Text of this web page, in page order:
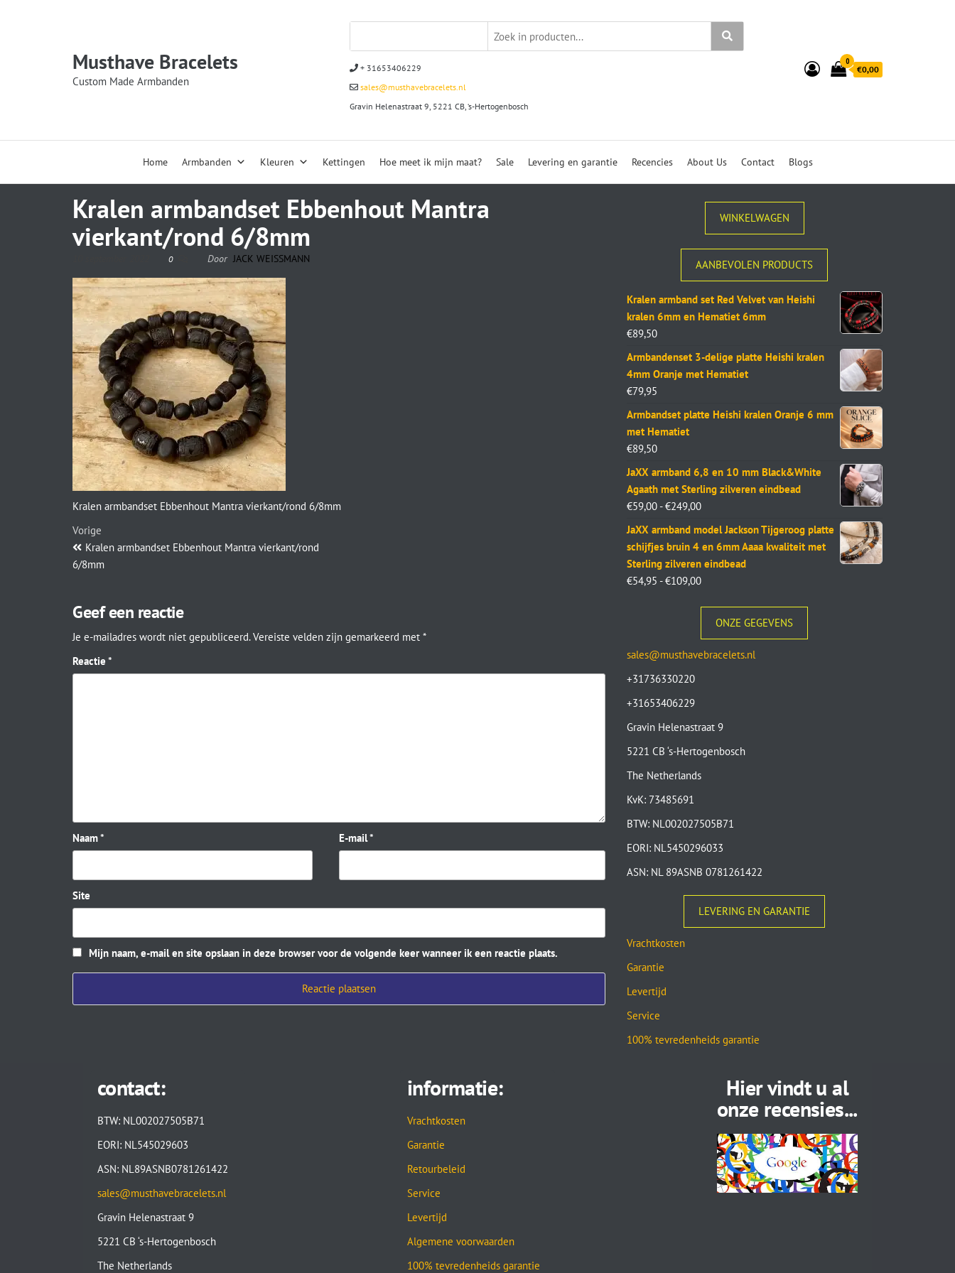
Musthave Bracelets
Custom Made Armbanden
+ 31653406229
sales@musthavebracelets.nl
Gravin Helenastraat 9, 5221 CB, ‘s-Hertogenbosch
0
€0,00
Home Armbanden Kleuren Kettingen Hoe meet ik mijn maat? Sale Levering en garantie Recencies About Us Contact Blogs
Kralen armbandset Ebbenhout Mantra
vierkant/rond 6/8mm
0 Door JACK WEISSMANN
Kralen armbandset Ebbenhout Mantra vierkant/rond 6/8mm
Vorige
Kralen armbandset Ebbenhout Mantra vierkant/rond
6/8mm
Geef een reactie
Je e-mailadres wordt niet gepubliceerd. Vereiste velden zijn gemarkeerd met *
Reactie *
Naam* E-mail*
Site
Mijn naam, e-mail en site opslaan in deze browser voor de volgende keer wanneer ik een reactie plaats.
WINKELWAGEN
AANBEVOLEN PRODUCTS
Kralen armband set Red Velvet van Heishi
kralen 6mm en Hematiet 6mm
€89,50
Armbandenset 3-delige platte Heishi kralen
4mm Oranje met Hematiet
€79,95
Armbandset platte Heishi kralen Oranje 6 mm
met Hematiet
€89,50
JaXX armband 6,8 en 10 mm Black&White
Agaath met Sterling zilveren eindbead
€59,00 - €249,00
JaXX armband model Jackson Tijgeroog platte
schijfjes bruin 4 en 6mm Aaaa kwaliteit met
Sterling zilveren eindbead
€54,95 - €109,00
ONZE GEGEVENS
sales@musthavebracelets.nl
+31736330220
+31653406229
Gravin Helenastraat 9
5221 CB ‘s-Hertogenbosch
The Netherlands
KvK: 73485691
BTW: NL002027505B71
EORI: NL5450296033
ASN: NL 89ASNB 0781261422
LEVERING EN GARANTIE
Vrachtkosten
Garantie
Levertijd
Service
100% tevredenheids garantie
contact:
BTW: NL002027505B71
EORI: NL545029603
ASN: NL89ASNB0781261422
sales@musthavebracelets.nl
Gravin Helenastraat 9
5221 CB ‘s-Hertogenbosch
The Netherlands
informatie:
Vrachtkosten
Garantie
Retourbeleid
Service
Levertijd
Algemene voorwaarden
100% tevredenheids garantie
Hier vindt u al
onze recensies...